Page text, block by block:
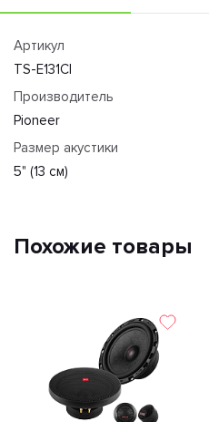
Артикул
TS-E131CI
Производитель
Pioneer
Размер акустики
5" (13 см)
Похожие товары